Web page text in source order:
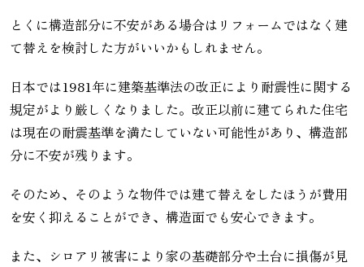
とくに構造部分に不安がある場合はリフォームではなく建
て替えを検討した方がいいかもしれません。
日本では1981年に建築基準法の改正により耐震性に関する
規定がより厳しくなりました。改正以前に建てられた住宅
は現在の耐震基準を満たしていない可能性があり、構造部
分に不安が残ります。
そのため、そのような物件では建て替えをしたほうが費用
を安く抑えることができ、構造面でも安心できます。
また、シロアリ被害により家の基礎部分や土台に損傷が見